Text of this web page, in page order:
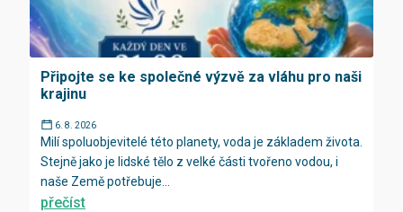
Připojte se ke společné výzvě za vláhu pro naši
krajinu
6. 8. 2026
Milí spoluobjevitelé této planety, voda je základem života.
Stejně jako je lidské tělo z velké části tvořeno vodou, i
naše Země potřebuje...
přečíst